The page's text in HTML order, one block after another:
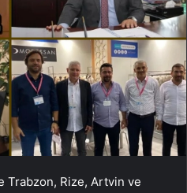
Trabzon, Rize, Artvin ve